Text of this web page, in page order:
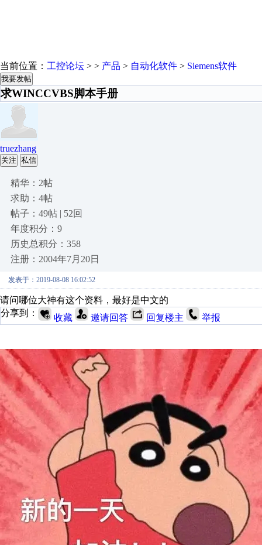
当前位置： 工控论坛 > > 产品 > 自动化软件 > Siemens软件
我要发帖
求WINCCVBS脚本手册
truezhang
关注 私信
精华：2帖
求助：4帖
帖子：49帖 | 52回
年度积分：9
历史总积分：358
注册：2004年7月20日
发表于：2019-08-08 16:02:52
请问哪位大神有这个资料，最好是中文的
分享到：
收藏 邀请回答 回复楼主 举报